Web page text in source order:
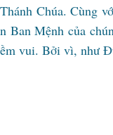
Chúa. Cùng
Ban Mệnh của
vui. Bởi vì, như